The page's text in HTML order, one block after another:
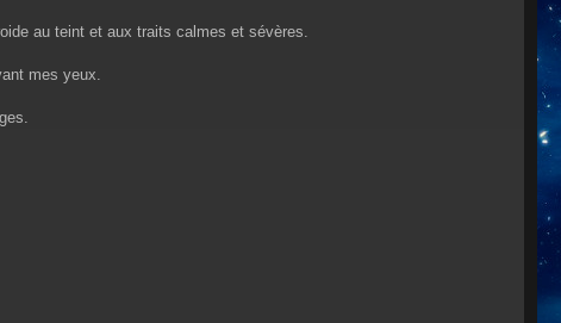
au teint et aux traits calmes et sévères.
mes yeux.